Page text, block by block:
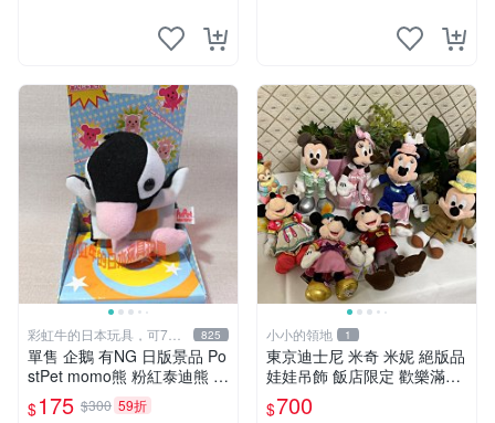
彩虹牛的日本玩具，可7取
付
825
單售 企鵝 有NG 日版景品 Po
stPet momo熊 粉紅泰迪熊 娃
娃 布偶 手指頭 娃娃
$175 $300 59折
小小的領地 1
東京迪士尼 米奇 米妮 絕版品
娃娃吊飾 飯店限定 歡樂滿人
間 復活節
$700